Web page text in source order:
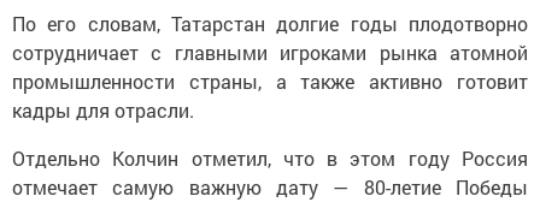
По его словам, Татарстан долгие годы плодотворно
сотрудничает с главными игроками рынка атомной
промышленности страны, а также активно готовит
кадры для отрасли.
Отдельно Колчин отметил, что в этом году Россия
отмечает самую важную дату — 80-летие Победы